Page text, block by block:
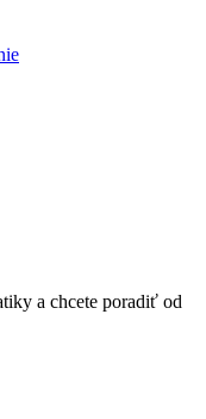
a chcete poradiť od